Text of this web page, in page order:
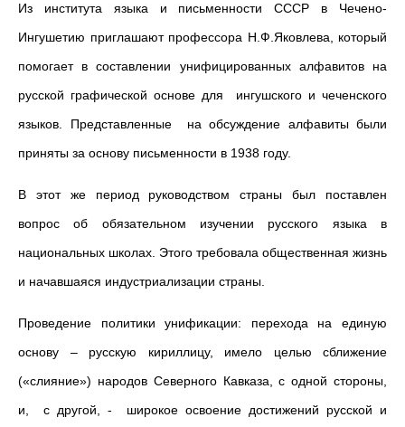
Из института языка и письменности СССР в Чечено-
Ингушетию приглашают профессора Н.Ф.Яковлева, который
помогает в составлении унифицированных алфавитов на
русской графической основе для ингушского и чеченского
языков. Представленные на обсуждение алфавиты были
приняты за основу письменности в 1938 году.
В этот же период руководством страны был поставлен
вопрос об обязательном изучении русского языка в
национальных школах. Этого требовала общественная жизнь
и начавшаяся индустриализации страны.
Проведение политики унификации: перехода на единую
основу – русскую кириллицу, имело целью сближение
(«слияние») народов Северного Кавказа, с одной стороны,
и, с другой, - широкое освоение достижений русской и